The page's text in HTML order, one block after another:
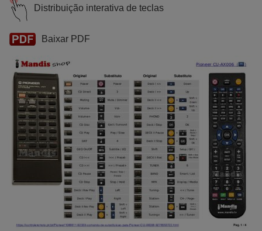
Distribuição interativa de teclas
Baixar PDF